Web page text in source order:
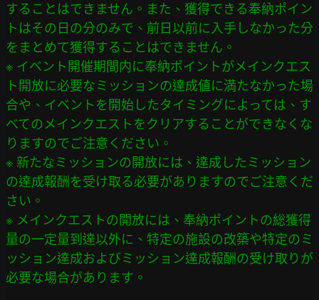
することはできません。また、獲得できる奉納ポイン
トはその日の分のみで、前日以前に入手しなかった分
をまとめて獲得することはできません。
※ イベント開催期間内に奉納ポイントがメインクエス
ト開放に必要なミッションの達成値に満たなかった場
合や、イベントを開始したタイミングによっては、す
べてのメインクエストをクリアすることができなくな
りますのでご注意ください。
※ 新たなミッションの開放には、達成したミッション
の達成報酬を受け取る必要がありますのでご注意くだ
さい。
※ メインクエストの開放には、奉納ポイントの総獲得
量の一定量到達以外に、特定の施設の改築や特定のミ
ッション達成およびミッション達成報酬の受け取りが